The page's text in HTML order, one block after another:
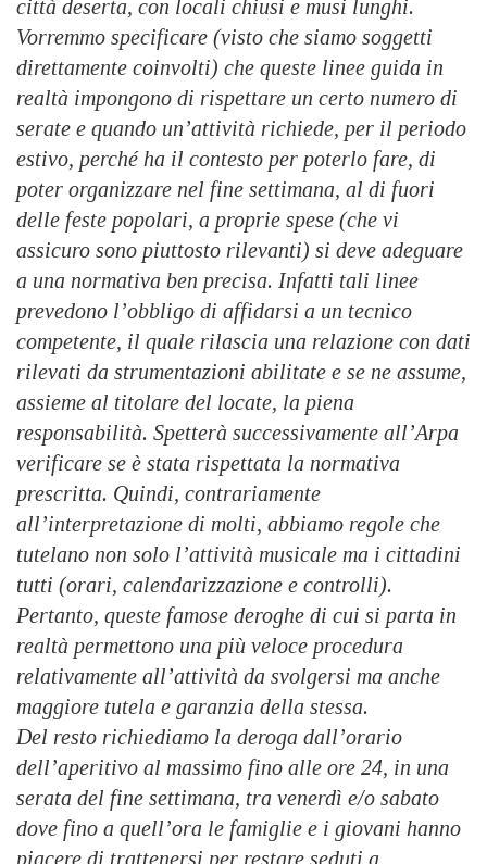
città deserta, con locali chiusi e musi lunghi.
Vorremmo specificare (visto che siamo soggetti
direttamente coinvolti) che queste linee guida in
realtà impongono di rispettare un certo numero di
serate e quando un’attività richiede, per il periodo
estivo, perché ha il contesto per poterlo fare, di
poter organizzare nel fine settimana, al di fuori
delle feste popolari, a proprie spese (che vi
assicuro sono piuttosto rilevanti) si deve adeguare
a una normativa ben precisa. Infatti tali linee
prevedono l’obbligo di affidarsi a un tecnico
competente, il quale rilascia una relazione con dati
rilevati da strumentazioni abilitate e se ne assume,
assieme al titolare del locate, la piena
responsabilità. Spetterà successivamente all’Arpa
verificare se è stata rispettata la normativa
prescritta. Quindi, contrariamente
all’interpretazione di molti, abbiamo regole che
tutelano non solo l’attività musicale ma i cittadini
tutti (orari, calendarizzazione e controlli).
Pertanto, queste famose deroghe di cui si parta in
realtà permettono una più veloce procedura
relativamente all’attività da svolgersi ma anche
maggiore tutela e garanzia della stessa.
Del resto richiediamo la deroga dall’orario
dell’aperitivo al massimo fino alle ore 24, in una
serata del fine settimana, tra venerdì e/o sabato
dove fino a quell’ora le famiglie e i giovani hanno
piacere di trattenersi per restare seduti a